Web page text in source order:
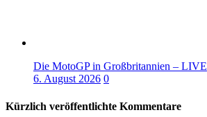
Die MotoGP in Großbritannien – LIVE
6. August 2026 0
Kürzlich veröffentlichte Kommentare